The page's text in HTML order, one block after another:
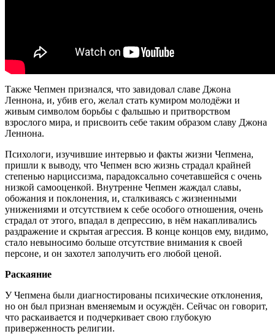
Также Чепмен признался, что завидовал славе Джона
Леннона, и, убив его, желал стать кумиром молодёжи и
живым символом борьбы с фальшью и притворством
взрослого мира, и присвоить себе таким образом славу Джона
Леннона.
Психологи, изучившие интервью и факты жизни Чепмена,
пришли к выводу, что Чепмен всю жизнь страдал крайней
степенью нарциссизма, парадоксально сочетавшейся с очень
низкой самооценкой. Внутренне Чепмен жаждал славы,
обожания и поклонения, и, сталкиваясь с жизненными
унижениями и отсутствием к себе особого отношения, очень
страдал от этого, впадал в депрессию, в нём накапливались
раздражение и скрытая агрессия. В конце концов ему, видимо,
стало невыносимо больше отсутствие внимания к своей
персоне, и он захотел заполучить его любой ценой.
Раскаяние
У Чепмена были диагностированы психические отклонения,
но он был признан вменяемым и осуждён. Сейчас он говорит,
что раскаивается и подчеркивает свою глубокую
приверженность религии.